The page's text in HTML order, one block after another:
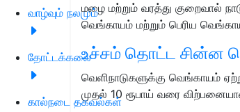
வாழ்வும் நலமும்
தோட்டக்கலை
கால்நடை தகவல்கள்
மழை மற்றும் வரத்து குறைவால்
வெங்காயம் மற்றும் பெரிய
உச்சம் தொட்ட சின்ன
வெளிநாடுகளுக்கு வெங்காயம்
முதல் 10 ரூபாய் வரை